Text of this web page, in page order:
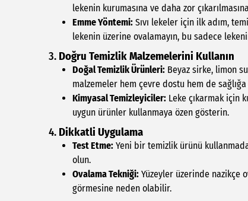
lekenin kurumasına ve daha zor
Emme Yöntemi: Sıvı lekeler için ilk adım,
lekenin üzerine ovalamayın, bu sadece
3. Doğru Temizlik Malzemelerini Kullanın
Doğal Temizlik Ürünleri: Beyaz sirke, limon
malzemeler hem çevre dostu hem de
Kimyasal Temizleyiciler: Leke çıkarmak için
uygun ürünler kullanmaya özen gösterin.
4. Dikkatli Uygulama
Test Etme: Yeni bir temizlik ürünü
olun.
Ovalama Tekniği: Yüzeyler üzerinde nazikçe
görmesine neden olabilir.